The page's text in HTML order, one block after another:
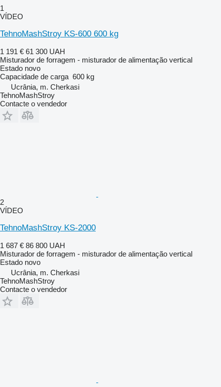
1
VÍDEO
TehnoMashStroy KS-600 600 kg
1 191 € 61 300 UAH
Misturador de forragem - misturador de alimentação vertical
Estado novo
Capacidade de carga 600 kg
Ucrânia, m. Cherkasi
TehnoMashStroy
Contacte o vendedor
2
VÍDEO
TehnoMashStroy KS-2000
1 687 € 86 800 UAH
Misturador de forragem - misturador de alimentação vertical
Estado novo
Ucrânia, m. Cherkasi
TehnoMashStroy
Contacte o vendedor